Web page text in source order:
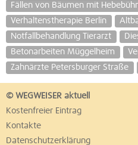
Fällen von Bäumen mit
Verhaltenstherapie Berlin
Notfallbehandlung Tierarzt
Betonarbeiten Müggelheim
Zahnärzte Petersburger Straße
© WEGWEISER aktuell
Kostenfreier Eintrag
Kontakte
Datenschutzerklärung